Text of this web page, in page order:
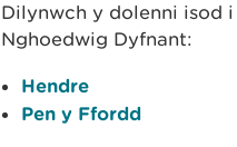
Dilynwch y dolenni isod
Nghoedwig Dyfnant:
Hendre
Pen y Ffordd